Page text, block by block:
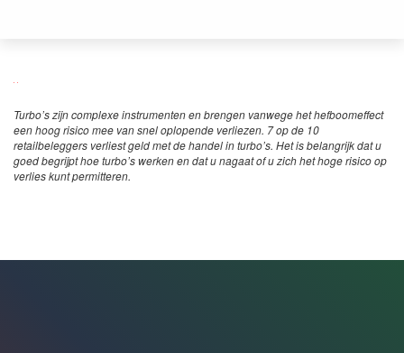
Turbo’s zijn complexe instrumenten en brengen vanwege het hefboomeffect
een hoog risico mee van snel oplopende verliezen. 7 op de 10
retailbeleggers verliest geld met de handel in turbo’s. Het is belangrijk dat u
goed begrijpt hoe turbo’s werken en dat u nagaat of u zich het hoge risico op
verlies kunt permitteren.